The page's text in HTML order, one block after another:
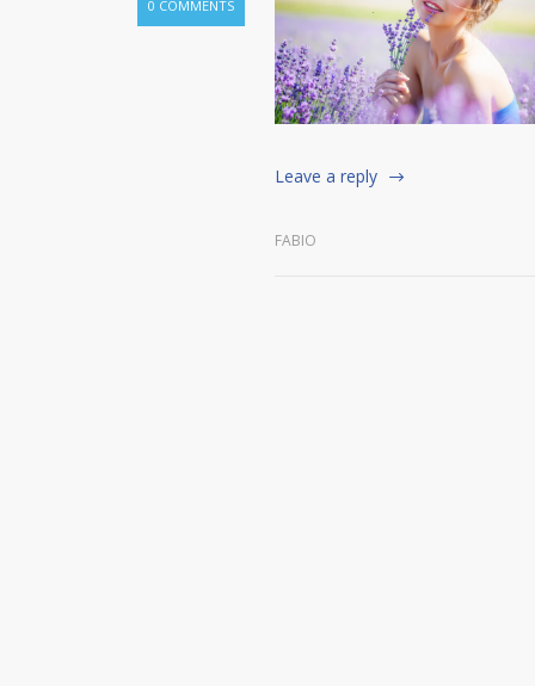
0 COMMENTS
Leave a reply
FABIO